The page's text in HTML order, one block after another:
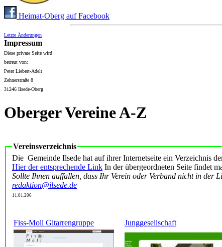
Heimat-Oberg auf Facebook
Letzte Änderungen
Impressum
Diese private Seite wird
betreut von:
Peter Liebert-Adelt
Zehnerstraße 8
31246 Ilsede-Oberg
Oberger Vereine A-Z
Vereinsverzeichnis
Die Gemeinde Ilsede hat auf ihrer Internetseite ein Verzeichnis
Hier der entsprechende Link In der übergeordneten Seite findet
Sollte Ihnen auffallen, dass Ihr Verein oder Verband nicht in der
redaktion@ilsede.de
11.01.206
Fiss-Moll Gitarrengruppe Junggesellschaft